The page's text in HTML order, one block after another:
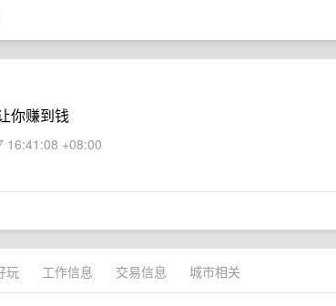
你赚到钱
16:41:08 +08:00
玩 工作信息 交易信息 城市相关